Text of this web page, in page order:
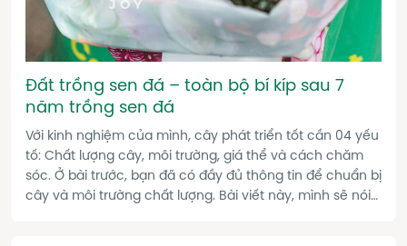
Đất trồng sen đá – toàn bộ bí kíp sau 7
năm trồng sen đá
Với kinh nghiệm của mình, cây phát triển tốt cần 04 yếu
tố: Chất lượng cây, môi trường, giá thể và cách chăm
sóc. Ở bài trước, bạn đã có đầy đủ thông tin để chuẩn bị
cây và môi trường chất lượng. Bài viết này, mình sẽ nói